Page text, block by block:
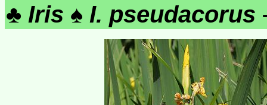
♣ Iris ♠ I. pseudacorus